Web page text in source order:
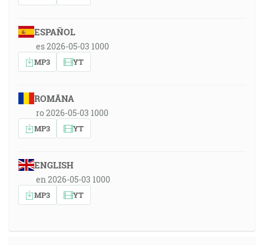
ESPAÑOL
es 2026-05-03 1000
MP3 YT
ROMÂNA
ro 2026-05-03 1000
MP3 YT
ENGLISH
en 2026-05-03 1000
MP3 YT